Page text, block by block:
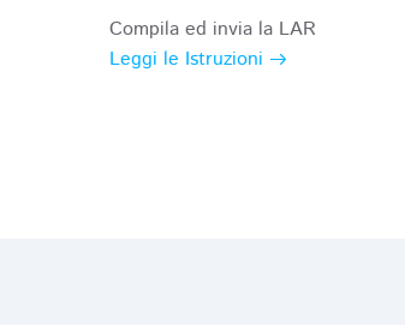
Compila ed invia la LAR
Leggi le Istruzioni